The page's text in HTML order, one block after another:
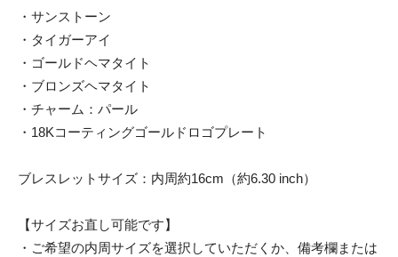
・サンストーン
・タイガーアイ
・ゴールドヘマタイト
・ブロンズヘマタイト
・チャーム：パール
・18Kコーティングゴールドロゴプレート
ブレスレットサイズ：内周約16cm（約6.30 inch）
【サイズお直し可能です】
・ご希望の内周サイズを選択していただくか、備考欄または